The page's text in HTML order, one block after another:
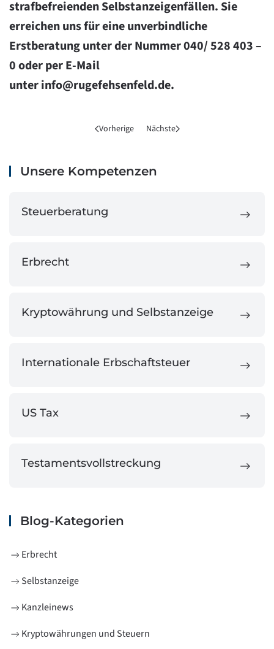
strafbefreienden Selbstanzeigenfällen. Sie
erreichen uns für eine unverbindliche
Erstberatung unter der Nummer 040/ 528 403 –
0 oder per E-Mail
unterinfo@rugefehsenfeld.de.
Vorherige Nächste
Unsere Kompetenzen
Steuerberatung
Erbrecht
Kryptowährung und Selbstanzeige
Internationale Erbschaftsteuer
US Tax
Testamentsvollstreckung
Blog-Kategorien
Erbrecht
Selbstanzeige
Kanzleinews
Kryptowährungen und Steuern